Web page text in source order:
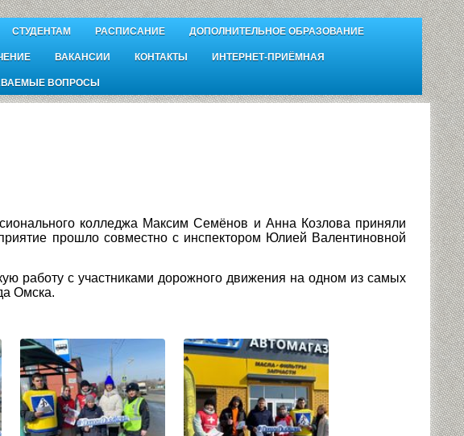
СТУДЕНТАМ РАСПИСАНИЕ ДОПОЛНИТЕЛЬНОЕ ОБРАЗОВАНИЕ
ВАКАНСИИ КОНТАКТЫ ИНТЕРНЕТ-ПРИЁМНАЯ
ВОПРОСЫ
колледжа Максим Семёнов и Анна Козлова приняли
прошло совместно с инспектором Юлией Валентиновной
работу с участниками дорожного движения на одном из самых
Омска.